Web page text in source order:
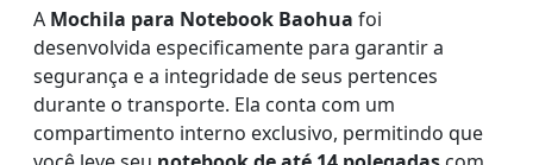
A Mochila para Notebook Baohua foi
desenvolvida especificamente para garantir a
segurança e a integridade de seus pertences
durante o transporte. Ela conta com um
compartimento interno exclusivo, permitindo que